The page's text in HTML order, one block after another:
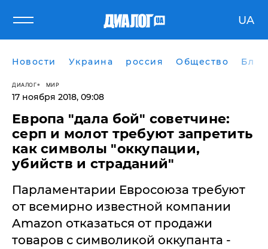
UA
Новости Украина россия Общество
ДИАЛОГ МИР
17 ноября 2018, 09:08
​Европа "дала бой" советчине:
серп и молот требуют запретить
как символы "оккупации,
убийств и страданий"
Парламентарии Евросоюза требуют
от всемирно известной компании
Amazon отказаться от продажи
товаров с символикой оккупанта -